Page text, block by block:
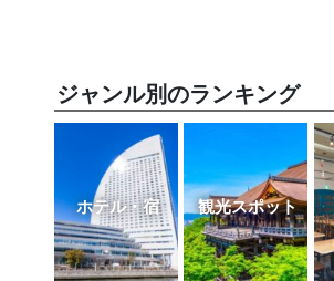
ジャンル別のランキング
ホテル・宿 観光スポット